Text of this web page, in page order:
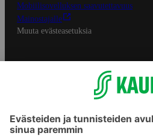
Mobiilisovelluksen saavutettavuus
Mainostajalle
Muuta evästeasetuksia
S-ryhmän palvelut
Asiakasomistajuus